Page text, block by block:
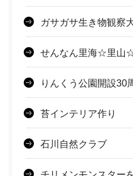
ガサガサ生き物観察
せんなん里海☆里山
りんくう公園開設30
苔インテリア作り
石川自然クラブ